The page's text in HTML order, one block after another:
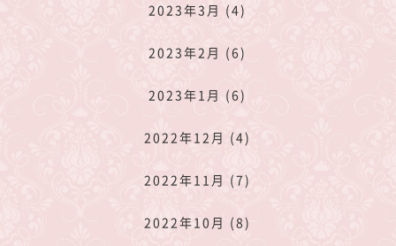
2023年3月 (4)
2023年2月 (6)
2023年1月 (6)
2022年12月 (4)
2022年11月 (7)
2022年10月 (8)